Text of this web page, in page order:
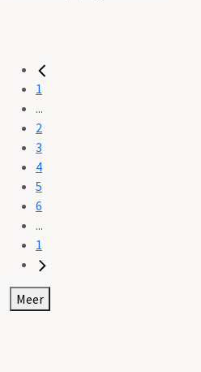
1
...
2
3
4
5
6
...
1
Meer